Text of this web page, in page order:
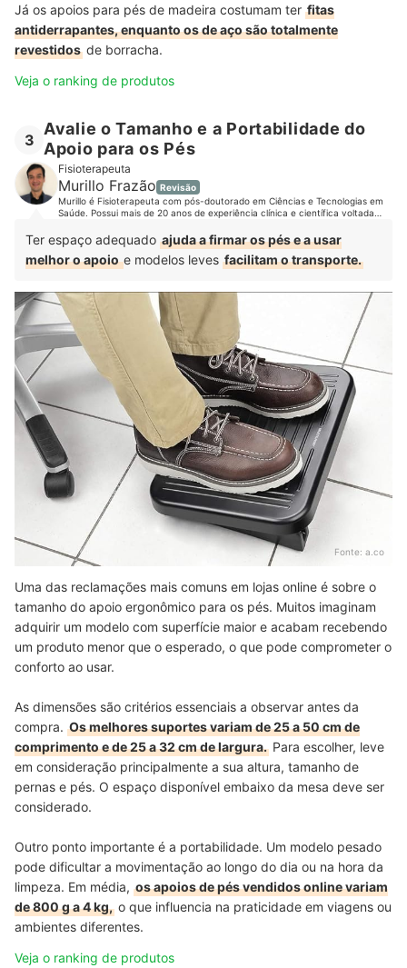
Já os apoios para pés de madeira costumam ter fitas
antiderrapantes, enquanto os de aço são totalmente
revestidos de borracha.
Veja o ranking de produtos
3
Avalie o Tamanho e a Portabilidade do
Apoio para os Pés
Fisioterapeuta
Murillo Frazão Revisão
Murillo é Fisioterapeuta com pós-doutorado em Ciências e Tecnologias em
Saúde. Possui mais de 20 anos de experiência clínica e científica voltada
desenvolvimento de tecnologias para reabilitação. Já prestou assistência a
milhares de pacientes, tanto em nível ambulatorial quanto hospitalar.
Ter espaço adequado ajuda a firmar os pés e a usar
melhor o apoioe modelos leves facilitam o transporte.
Fonte: a.co
Uma das reclamações mais comuns em lojas online é sobre o
tamanho do apoio ergonômico para os pés. Muitos imaginam
adquirir um modelo com superfície maior e acabam recebendo
um produto menor que o esperado, o que pode comprometer o
conforto ao usar.
As dimensões são critérios essenciais a observar antes da
compra. Os melhores suportes variam de 25 a 50 cm de
comprimento e de 25 a 32 cm de largura. Para escolher, leve
em consideração principalmente a sua altura, tamanho de
pernas e pés. O espaço disponível embaixo da mesa deve ser
considerado.
Outro ponto importante é a portabilidade. Um modelo pesado
pode dificultar a movimentação ao longo do dia ou na hora da
limpeza. Em média, os apoios de pés vendidos online variam
de 800 g a 4 kg, o que influencia na praticidade em viagens ou
ambientes diferentes.
Veja o ranking de produtos